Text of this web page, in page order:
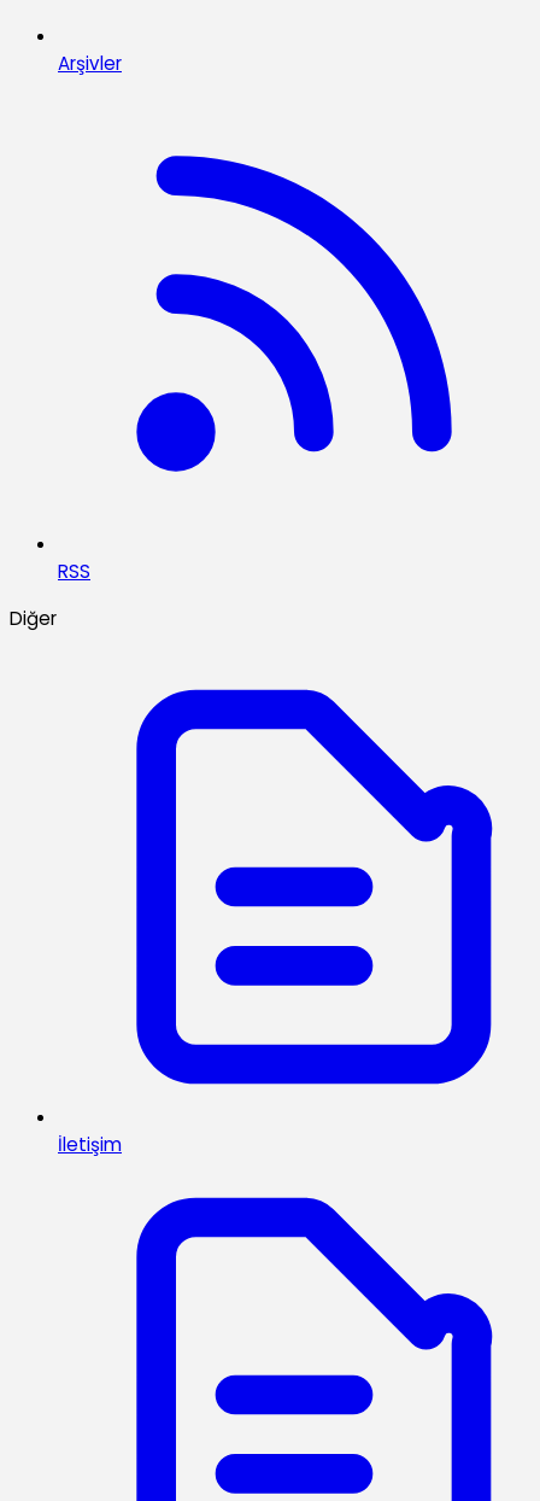
Arşivler
RSS
Diğer
İletişim